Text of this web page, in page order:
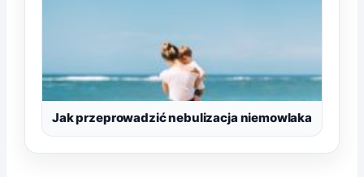
Jak przeprowadzić nebulizacja niemowlaka